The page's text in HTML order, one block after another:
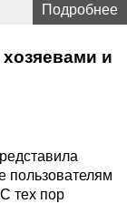
Подробнее
и
тех пор